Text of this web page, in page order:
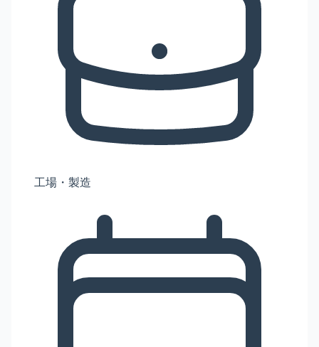
工場・製造